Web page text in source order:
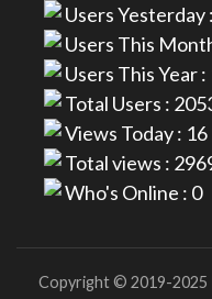
Users Yesterday
Users This
Users This Year
Total Users :
Views Today : 16
Total views :
Who's Online : 0
Copyright © 2019-2025